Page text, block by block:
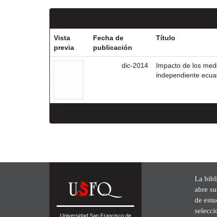
Vista
previa
Fecha de
publicación
Título
dic-2014
Impacto de los
independiente
Universidad San Francisco de
La
abre
de